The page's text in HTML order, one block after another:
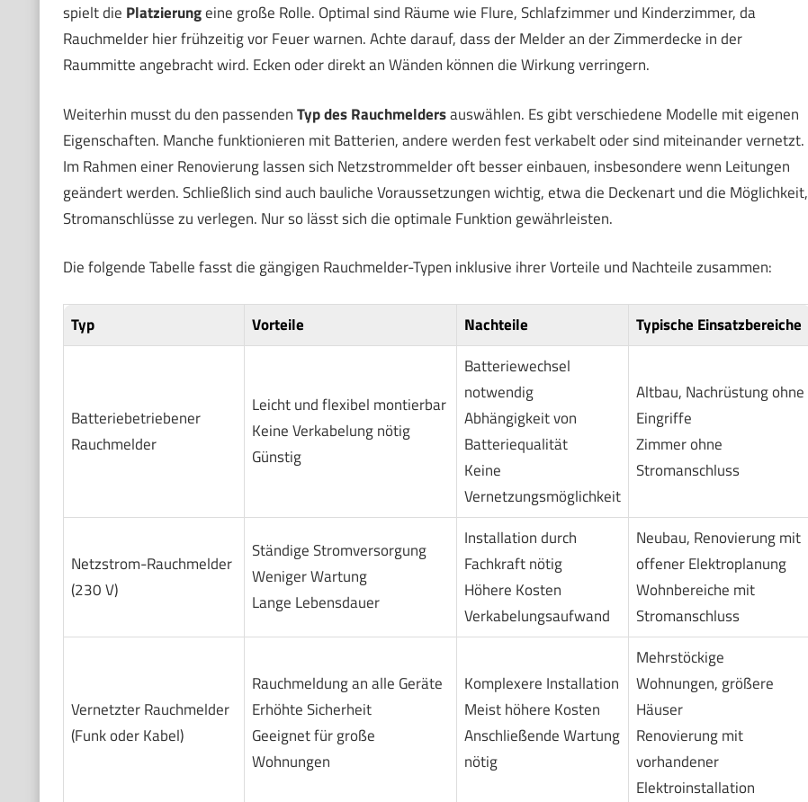
spielt die Platzierungeine große Rolle. Optimal sind Räume wie Flure, Schlafzimmer und Kinderzimmer, da
Rauchmelder hier frühzeitig vor Feuer warnen. Achte darauf, dass der Melder an der Zimmerdecke in der
Raummitte angebracht wird. Ecken oder direkt an Wänden können die Wirkung verringern.
Weiterhin musst du den passendenTyp des Rauchmeldersauswählen. Es gibt verschiedene Modelle mit eigenen
Eigenschaften. Manche funktionieren mit Batterien, andere werden fest verkabelt oder sind miteinander vernetzt.
Im Rahmen einer Renovierung lassen sich Netzstrommelder oft besser einbauen, insbesondere wenn Leitungen
geändert werden. Schließlich sind auch bauliche Voraussetzungen wichtig, etwa die Deckenart und die Möglichkeit,
Stromanschlüsse zu verlegen. Nur so lässt sich die optimale Funktion gewährleisten.
Die folgende Tabelle fasst die gängigen Rauchmelder-Typen inklusive ihrer Vorteile und Nachteile zusammen:
Typ Vorteile Nachteile Typische Einsatzbereiche
Batteriebetriebener
Rauchmelder
Leicht und flexibel montierbar
Keine Verkabelung nötig
Günstig
Batteriewechsel
notwendig
Abhängigkeit von
Batteriequalität
Keine
Vernetzungsmöglichkeit
Altbau, Nachrüstung ohne
Eingriffe
Zimmer ohne
Stromanschluss
Netzstrom-Rauchmelder
(230 V)
Ständige Stromversorgung
Weniger Wartung
Lange Lebensdauer
Installation durch
Fachkraft nötig
Höhere Kosten
Verkabelungsaufwand
Neubau, Renovierung mit
offener Elektroplanung
Wohnbereiche mit
Stromanschluss
Vernetzter Rauchmelder
(Funk oder Kabel)
Rauchmeldung an alle Geräte
Erhöhte Sicherheit
Geeignet für große
Wohnungen
Komplexere Installation
Meist höhere Kosten
Anschließende Wartung
nötig
Mehrstöckige
Wohnungen, größere
Häuser
Renovierung mit
vorhandener
Elektroinstallation